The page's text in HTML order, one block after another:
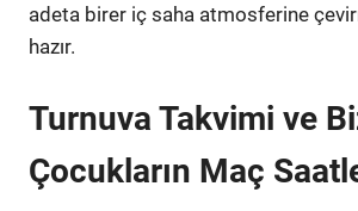
adeta birer iç saha atmosferine
hazır.
Turnuva Takvimi ve
Çocukların Maç